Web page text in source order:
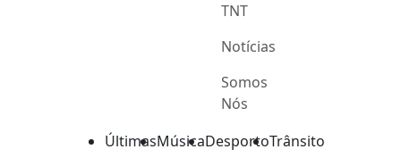
TNT
Notícias
Somos
Nós
ÚltimasMúsicaDesportoTrânsito